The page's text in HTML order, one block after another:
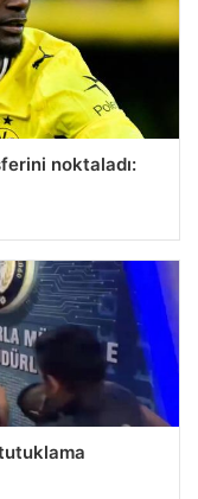
noktaladı: